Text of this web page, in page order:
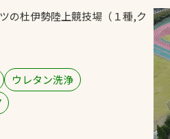
人
人工芝舗装
クレイ（土）舗装
施設管理
パークマネジメント
の杜伊勢陸上競技場 （１種,ク
ウレタン洗浄